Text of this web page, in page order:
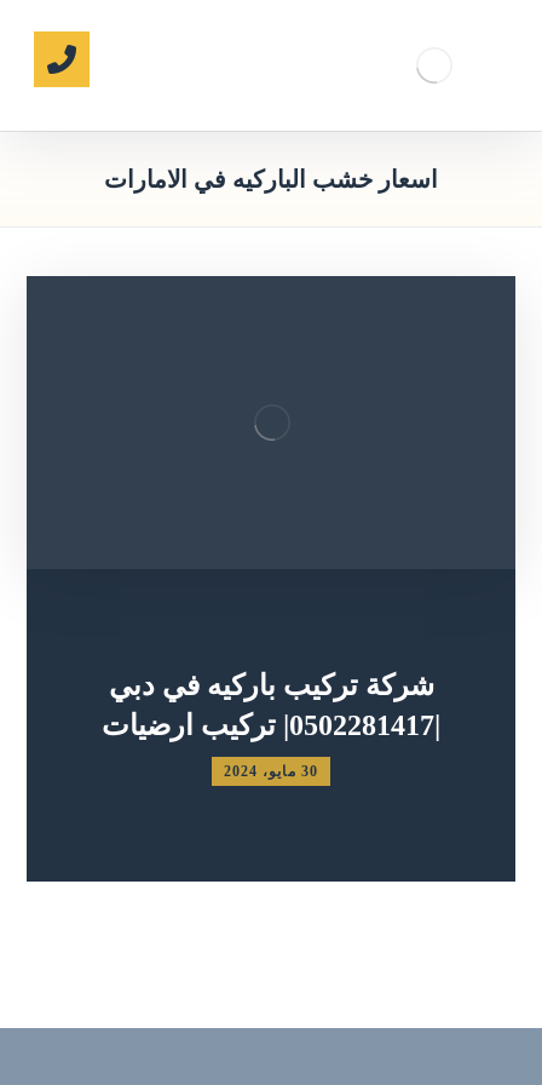
اسعار خشب الباركيه في الامارات
شركة تركيب باركيه في دبي
|0502281417| تركيب ارضيات
30 مايو، 2024